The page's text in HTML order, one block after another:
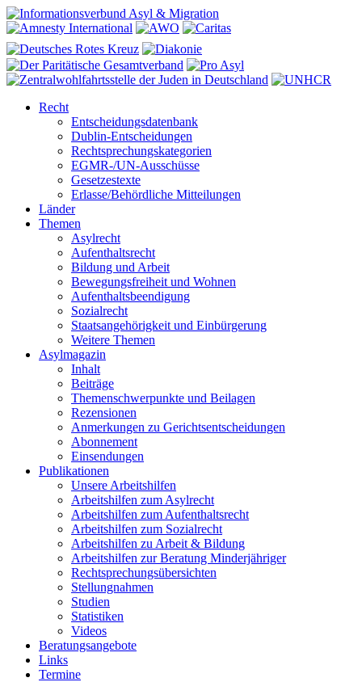
Recht
Entscheidungsdatenbank
Dublin-Entscheidungen
Rechtsprechungskategorien
EGMR-/UN-Ausschüsse
Gesetzestexte
Erlasse/Behördliche Mitteilungen
Länder
Themen
Asylrecht
Aufenthaltsrecht
Bildung und Arbeit
Bewegungsfreiheit und Wohnen
Aufenthaltsbeendigung
Sozialrecht
Staatsangehörigkeit und Einbürgerung
Weitere Themen
Asylmagazin
Inhalt
Beiträge
Themenschwerpunkte und Beilagen
Rezensionen
Anmerkungen zu Gerichtsentscheidungen
Abonnement
Einsendungen
Publikationen
Unsere Arbeitshilfen
Arbeitshilfen zum Asylrecht
Arbeitshilfen zum Aufenthaltsrecht
Arbeitshilfen zum Sozialrecht
Arbeitshilfen zu Arbeit & Bildung
Arbeitshilfen zur Beratung Minderjähriger
Rechtsprechungsübersichten
Stellungnahmen
Studien
Statistiken
Videos
Beratungsangebote
Links
Termine